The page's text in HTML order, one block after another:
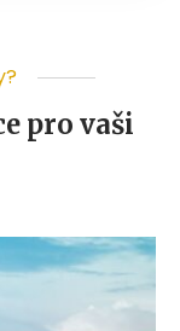
pro vaši